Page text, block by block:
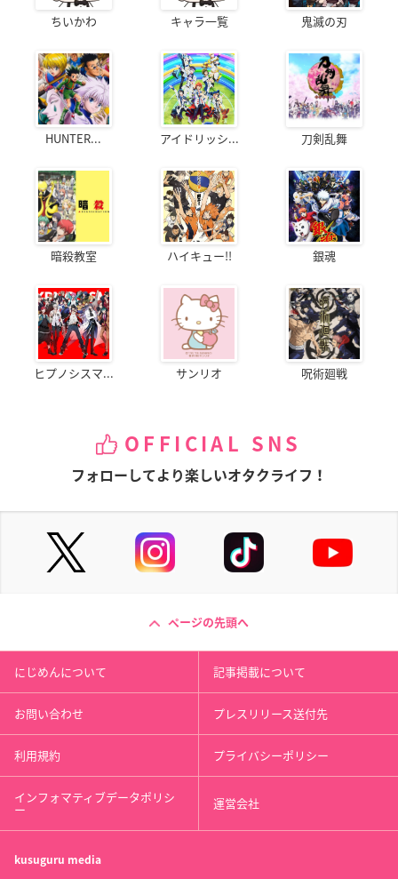
ちいかわ キャラ一覧 鬼滅の刃
HUNTER... アイドリッシ... 刀剣乱舞
暗殺教室 ハイキュー!! 銀魂
ヒプノシスマ... サンリオ 呪術廻戦
OFFICIAL SNS
フォローしてより楽しいオタクライフ！
ページの先頭へ
にじめんについて 記事掲載について
お問い合わせ プレスリリース送付先
利用規約 プライバシーポリシー
インフォマティブデータポリシ
ー 運営会社
kusuguru media